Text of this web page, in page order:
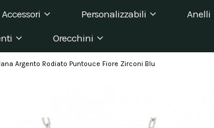
Accessori Personalizzabili Anelli
Orecchini
Argento Rodiato Puntouce Fiore Zirconi Blu